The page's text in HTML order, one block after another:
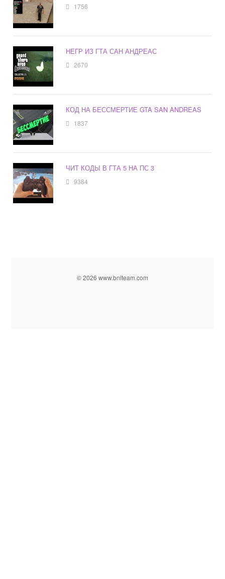
1756
НЕГР ИЗ ГТА САН АНДРЕАС
2670
КОД НА БЕССМЕРТИЕ GTA SAN ANDREAS
1837
ЧИТ КОДЫ В ГТА 5 НА ПС 3
9384
© 2026 www.bniteam.com